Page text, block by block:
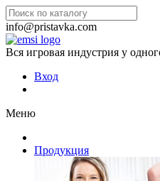
info@pristavka.com
Вся игровая индустрия у
Вход
Меню
Продукция